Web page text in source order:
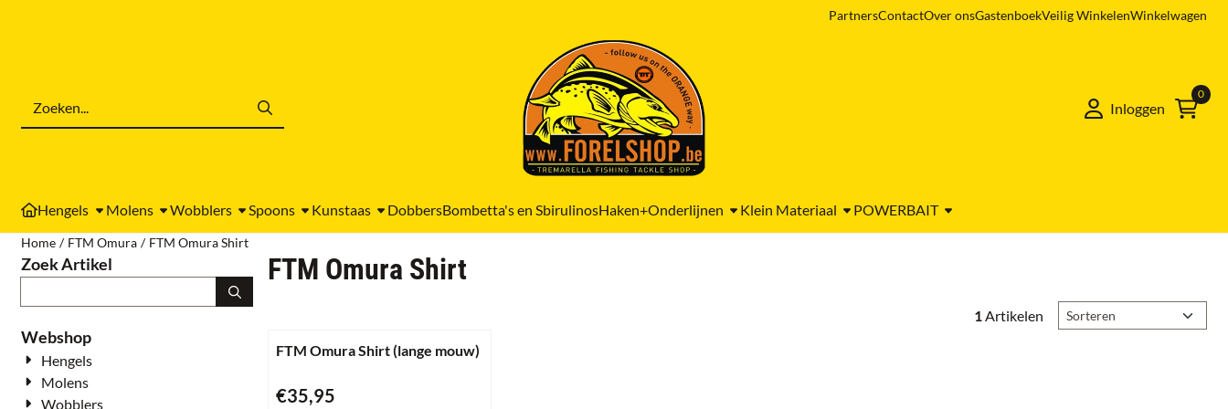
PartnersContactOver onsGastenboekVeilig WinkelenWinkelwagen
Inloggen
0
Hengels Molens Wobblers Spoons Kunstaas DobbersBombetta's en SbirulinosHaken+Onderlijnen Klein Materiaal POWERBAIT
Home / FTM Omura / FTM Omura Shirt
Zoek Artikel
Webshop
Hengels
Molens
Wobblers
FTM Omura Shirt
1Artikelen Sorteermethode
FTM Omura Shirt (lange mouw)
Prijs: 35,95
€35,95